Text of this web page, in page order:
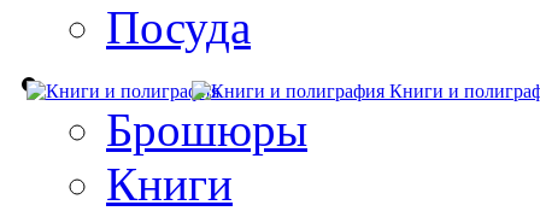
Посуда
Книги и
Брошюры
Книги